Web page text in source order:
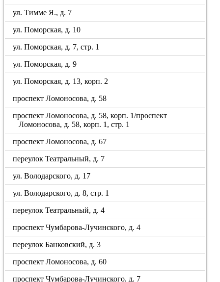
ул. Тимме Я., д. 7
ул. Поморская, д. 10
ул. Поморская, д. 7, стр. 1
ул. Поморская, д. 9
ул. Поморская, д. 13, корп. 2
проспект Ломоносова, д. 58
проспект Ломоносова, д. 58, корп. 1/проспект
Ломоносова, д. 58, корп. 1, стр. 1
проспект Ломоносова, д. 67
переулок Театральный, д. 7
ул. Володарского, д. 17
ул. Володарского, д. 8, стр. 1
переулок Театральный, д. 4
проспект Чумбарова-Лучинского, д. 4
переулок Банковский, д. 3
проспект Ломоносова, д. 60
проспект Чумбарова-Лучинского, д. 7